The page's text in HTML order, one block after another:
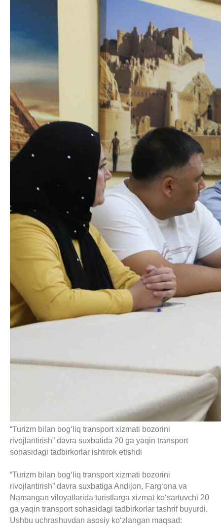
“Turizm bilan bog‘liq transport xizmati bozorini
rivojlantirish” davra suxbatida 20 ga yaqin transport
sohasidagi tadbirkorlar ishtirok etishdi
“Turizm bilan bog‘liq transport xizmati bozorini
rivojlantirish” davra suxbatiga Andijon, Farg‘ona va
Namangan viloyatlarida turistlarga xizmat ko‘sartuvchi 20
ga yaqin transport sohasidagi tadbirkorlar tashrif buyurdi.
Ushbu uchrashuvdan asosiy ko‘zlangan maqsad: